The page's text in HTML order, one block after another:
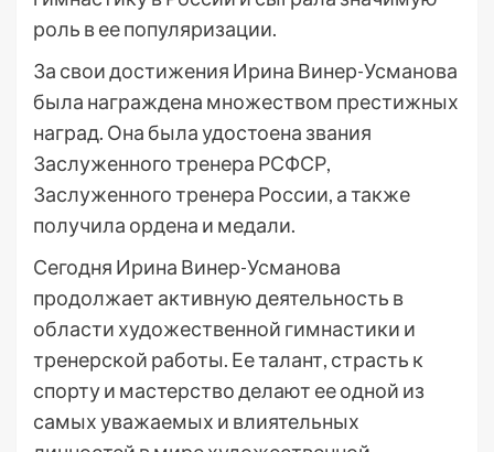
роль в ее популяризации.
За свои достижения Ирина Винер-Усманова
была награждена множеством престижных
наград. Она была удостоена звания
Заслуженного тренера РСФСР,
Заслуженного тренера России, а также
получила ордена и медали.
Сегодня Ирина Винер-Усманова
продолжает активную деятельность в
области художественной гимнастики и
тренерской работы. Ее талант, страсть к
спорту и мастерство делают ее одной из
самых уважаемых и влиятельных